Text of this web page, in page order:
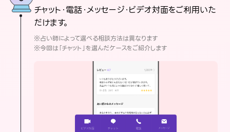
チャット・電話・メッセージ・ビデオ対面をご利用いた
だけます。
※占い師によって選べる相談方法は異なります
※今回は「チャット」を選んだケースをご紹介します